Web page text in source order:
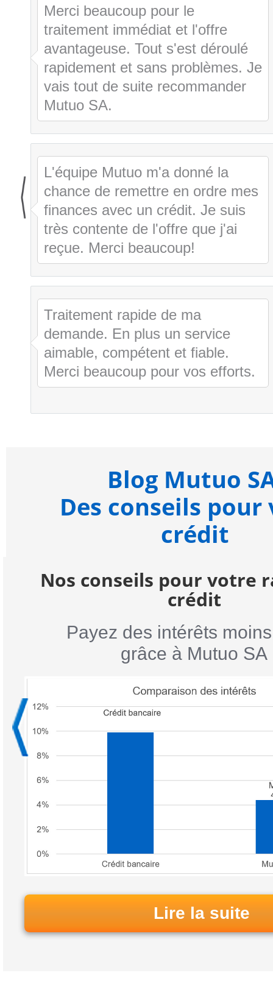
Merci beaucoup pour le
traitement immédiat et l'offre
avantageuse. Tout s'est déroulé
rapidement et sans problèmes. Je
vais tout de suite recommander
Mutuo SA.
L'équipe Mutuo m'a donné la
chance de remettre en ordre mes
finances avec un crédit. Je suis
très contente de l'offre que j'ai
reçue. Merci beaucoup!
Traitement rapide de ma
demande. En plus un service
aimable, compétent et fiable.
Merci beaucoup pour vos efforts.
Blog Mutuo
Des conseils
crédit
Nos conseils pour votre
crédit
Payez des intérêts
grâce à Mutuo SA
Lire la suite